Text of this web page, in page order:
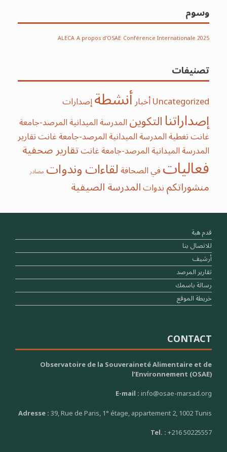
وسوم
ALECAA propos d'OSAE Conférence Internationale 2025
تصنيفات
Uncategorizedأخبارأنشطةإصدارات
إصداراتناالتكوينالمدرسة الميدانية المرصد-جامعة
غانتتغطية المدرسة الميدانية المرصد-جامعة غانتتقارير
المدرسة الميدانية المرصد-جامعة غانتتقارير صحفية
فعالياتفي الصحافةلقاءات وندوات مصادر
منشوراتكمندوات‫‫المدرسة‬ الصيفية‬
قدم هبة
للاتصال بنا
أرشيف
تقارير المرصد
رسالة باسمك
خريطة الموقع
CONTACT
Observatoire de la Souveraineté Alimentaire et de
l’Environnement (OSAE)
E-mail :info@osae-marsad.org
Adresse :39, Rue de Paris, 1° étage, appartement 2, 1002 Tunis
Tel. :+216 50225557